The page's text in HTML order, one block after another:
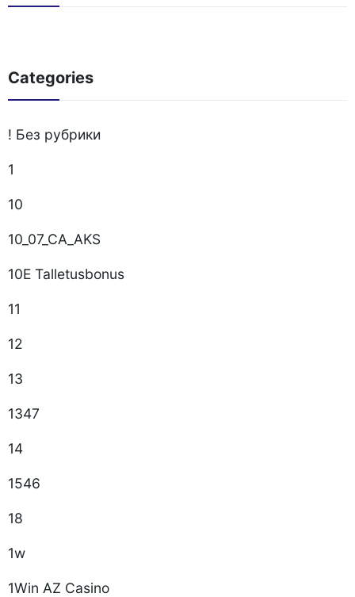
Categories
! Без рубрики
1
10
10_07_CA_AKS
10E Talletusbonus
11
12
13
1347
14
1546
18
1w
1Win AZ Casino